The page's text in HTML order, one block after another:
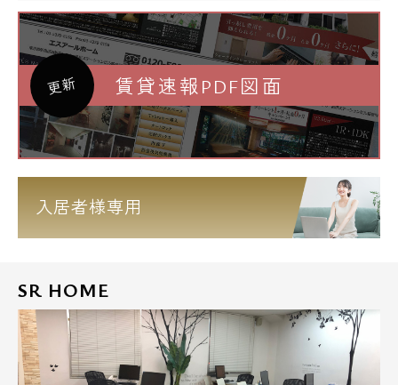
更新 賃貸速報PDF図面
入居者様専用
SR HOME